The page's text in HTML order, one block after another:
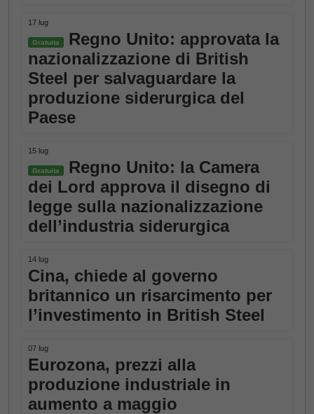
17 lug
Gratuita
Regno Unito: approvata la
nazionalizzazione di British
Steel per salvaguardare la
produzione siderurgica del
Paese
15 lug
Gratuita
Regno Unito: la Camera
dei Lord approva il disegno di
legge sulla nazionalizzazione
dell’industria siderurgica
14 lug
Cina, chiede al governo
britannico un risarcimento per
l’investimento in British Steel
07 lug
Eurozona, prezzi alla
produzione industriale in
aumento a maggio